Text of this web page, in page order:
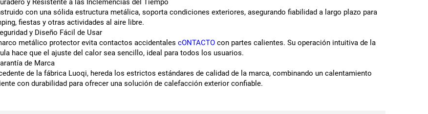
y Resistente a las Inclemencias del Tiempo
con una sólida estructura metálica, soporta condiciones exteriores, asegurando fiabilidad a largo plazo para
fiestas y otras actividades al aire libre.
y Diseño Fácil de Usar
metálico protector evita contactos accidentales cONTACTO con partes calientes. Su operación intuitiva de la
hace que el ajuste del calor sea sencillo, ideal para todos los usuarios.
de Marca
de la fábrica Luoqi, hereda los estrictos estándares de calidad de la marca, combinando un calentamiento
con durabilidad para ofrecer una solución de calefacción exterior confiable.